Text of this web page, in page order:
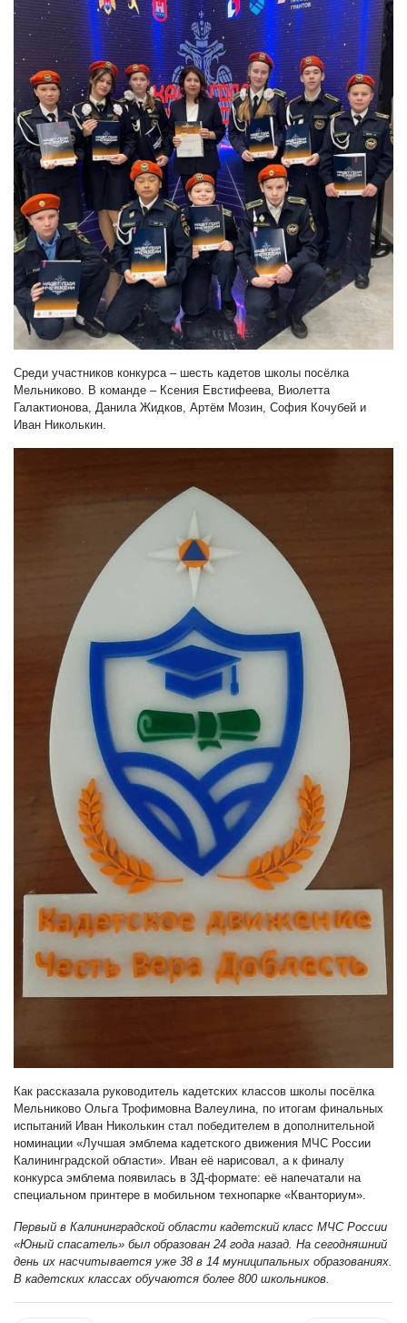
Среди участников конкурса –шесть кадетов школы посёлка
Мельниково. В команде – Ксения Евстифеева, Виолетта
Галактионова, Данила Жидков, Артём Мозин, София Кочубей и
Иван Николькин.
Как рассказала руководитель кадетских классов школы посёлка
Мельниково Ольга Трофимовна Валеулина, по итогам финальных
испытаний Иван Николькин стал победителем в дополнительной
номинации «Лучшая эмблема кадетского движения МЧС России
Калининградской области». Иван её нарисовал, а к финалу
конкурса эмблема появилась в 3Д-формате: её напечатали на
специальном принтере в мобильном технопарке «Кванториум».
Первый в Калининградской области кадетский класс МЧС России
«Юный спасатель» был образован 24 года назад. На сегодняшний
день их насчитывается уже 38 в 14 муниципальных образованиях.
В кадетских классах обучаются более 800 школьников.